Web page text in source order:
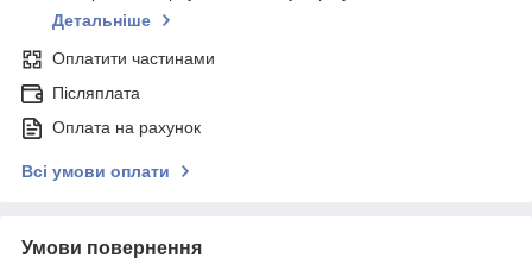
Детальніше
Оплатити частинами
Післяплата
Оплата на рахунок
Всі умови оплати
Умови повернення